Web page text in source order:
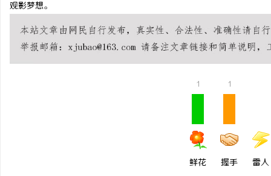
观影梦想。
1
鲜花
1
握手 雷人
汉配眼镜 上海配眼镜 激光焊接系列：高效、